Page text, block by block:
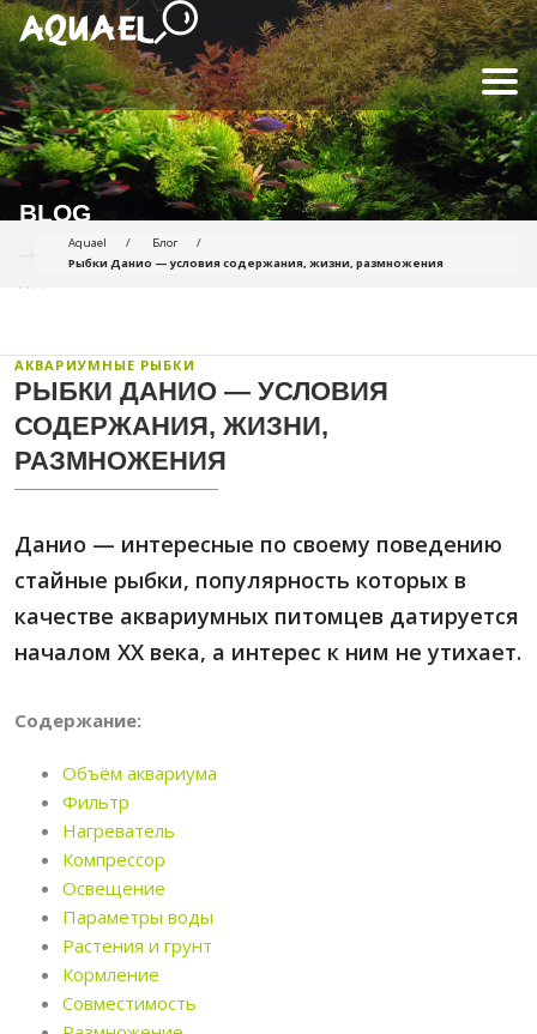
BLOG
Aquael
Блог
Рыбки Данио — условия содержания, жизни, размножения
АКВАРИУМНЫЕ РЫБКИ
РЫБКИ ДАНИО — УСЛОВИЯ
СОДЕРЖАНИЯ, ЖИЗНИ,
РАЗМНОЖЕНИЯ
Данио — интересные по своему поведению
стайные рыбки, популярность которых в
качестве аквариумных питомцев датируется
началом XX века, а интерес к ним не утихает.
Содержание:
Объём аквариума
Фильтр
Нагреватель
Компрессор
Освещение
Параметры воды
Растения и грунт
Кормление
Совместимость